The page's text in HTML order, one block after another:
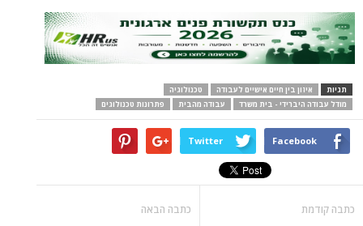
תגיות איזון בין חיים אישיים לעבודה
טכנולוגיה
מודל עבודה היברידי - בית משרד
עבודה מהבית פתרונות טכנולוגים
Facebook
Twitter
כתבה קודמת כתבה הבאה